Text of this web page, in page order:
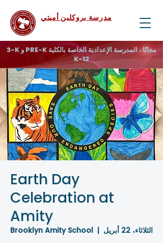
مدرسة بروكلين أميتي
3-K و PRE-K مجانًا ، المدرسة الإعدادية الخاصة بالكلية
K-12
Earth Day
Celebration at
Amity
الثلاثاء، 22 أبريل
  |
Brooklyn Amity School